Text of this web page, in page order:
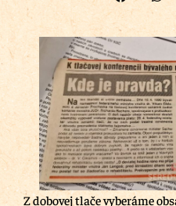
Z dobovej tlače vyberáme